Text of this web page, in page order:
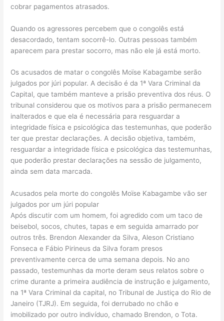
cobrar pagamentos atrasados.
Quando os agressores percebem que o congolês está
desacordado, tentam socorrê-lo. Outras pessoas também
aparecem para prestar socorro, mas não ele já está morto.
Os acusados de matar o congolês Moïse Kabagambe serão
julgados por júri popular. A decisão é da 1ª Vara Criminal da
Capital, que também manteve a prisão preventiva dos réus. O
tribunal considerou que os motivos para a prisão permanecem
inalterados e que ela é necessária para resguardar a
integridade física e psicológica das testemunhas, que poderão
ter que prestar declarações. A decisão objetiva, também,
resguardar a integridade física e psicológica das testemunhas,
que poderão prestar declarações na sessão de julgamento,
ainda sem data marcada.
Acusados pela morte do congolês Moïse Kabagambe vão ser
julgados por um júri popular
Após discutir com um homem, foi agredido com um taco de
beisebol, socos, chutes, tapas e em seguida amarrado por
outros três. Brendon Alexander da Silva, Aleson Cristiano
Fonseca e Fábio Pirineus da Silva foram presos
preventivamente cerca de uma semana depois. No ano
passado, testemunhas da morte deram seus relatos sobre o
crime durante a primeira audiência de instrução e julgamento,
na 1ª Vara Criminal da capital, no Tribunal de Justiça do Rio de
Janeiro (TJRJ). Em seguida, foi derrubado no chão e
imobilizado por outro indivíduo, chamado Brendon, o Tota.